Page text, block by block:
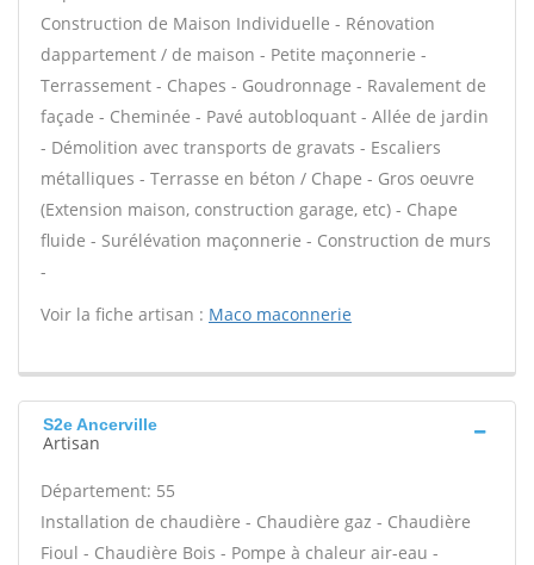
Construction de Maison Individuelle - Rénovation
dappartement / de maison - Petite maçonnerie -
Terrassement - Chapes - Goudronnage - Ravalement de
façade - Cheminée - Pavé autobloquant - Allée de jardin
- Démolition avec transports de gravats - Escaliers
métalliques - Terrasse en béton / Chape - Gros oeuvre
(Extension maison, construction garage, etc) - Chape
fluide - Surélévation maçonnerie - Construction de murs
-
Voir la fiche artisan : Maco maconnerie
S2e Ancerville
Artisan
Département: 55
Installation de chaudière - Chaudière gaz - Chaudière
Fioul - Chaudière Bois - Pompe à chaleur air-eau -